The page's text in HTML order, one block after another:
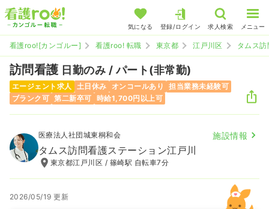
気になる 登録/ログイン 求人検索 メニュー
看護roo![カンゴルー] 看護roo! 転職 東京都 江戸川区 タムス
訪問看護 日勤のみ / パート(非常勤)
エージェント求人 土日休み オンコールあり
担当業務未経験可
ブランク可 第二新卒可 時給1,700円以上可
医療法人社団城東桐和会 施設情報
タムス訪問看護ステーション江戸川
東京都江戸川区 / 篠崎駅 自転車7分
2026/05/19 更新